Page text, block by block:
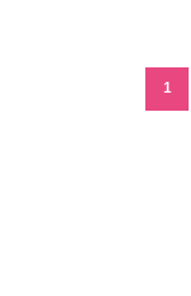
1